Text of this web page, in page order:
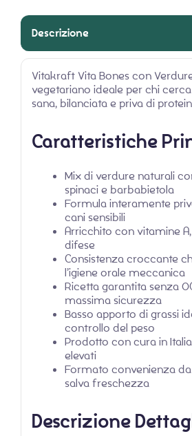
Descrizione
Vitakraft Vita Bones con
vegetariano ideale per chi
sana, bilanciata e priva di
Caratteristiche
Mix di verdure naturali
spinaci e barbabietola
Formula interamente
cani sensibili
Arricchito con vitamine A,
difese
Consistenza croccante
l’igiene orale meccanica
Ricetta garantita senza
massima sicurezza
Basso apporto di grassi
controllo del peso
Prodotto con cura in
elevati
Formato convenienza
salva freschezza
Descrizione